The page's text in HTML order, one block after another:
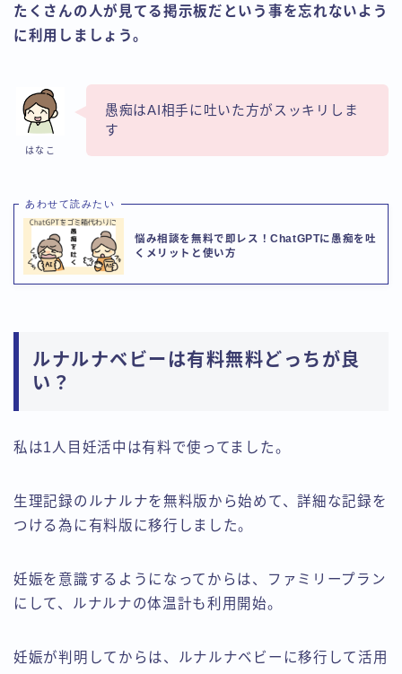
たくさんの人が見てる掲示板だという事を忘れないよう
に利用しましょう。
はなこ
愚痴はAI相手に吐いた方がスッキリしま
す
あわせて読みたい
悩み相談を無料で即レス！ChatGPTに愚痴を吐
くメリットと使い方
ルナルナベビーは有料無料どっちが良
い？
私は1人目妊活中は有料で使ってました。
生理記録のルナルナを無料版から始めて、詳細な記録を
つける為に有料版に移行しました。
妊娠を意識するようになってからは、ファミリープラン
にして、ルナルナの体温計も利用開始。
妊娠が判明してからは、ルナルナベビーに移行して活用